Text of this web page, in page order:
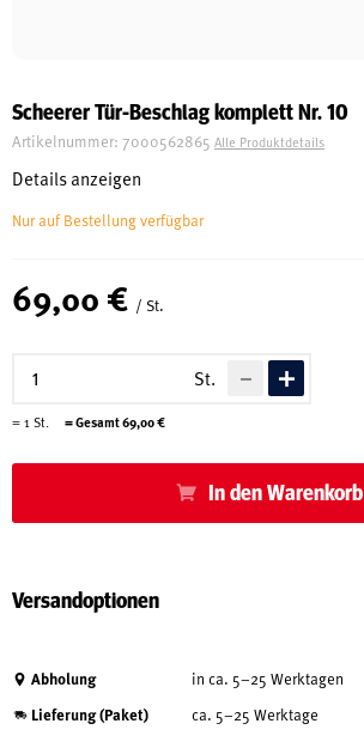
Shop
Kataloge
Kontakt & Anfahrt
Über uns
Scheerer Tür-Beschlag komplett Nr. 10
Artikelnummer: 7000562865 Alle Produktdetails
Details anzeigen
Nur auf Bestellung verfügbar
69,00 € / St.
St.
= 1 St. = Gesamt69,00€
In den Warenkorb
Versandoptionen
Abholung in ca. 5–25 Werktagen
Lieferung (Paket) ca. 5–25 Werktage